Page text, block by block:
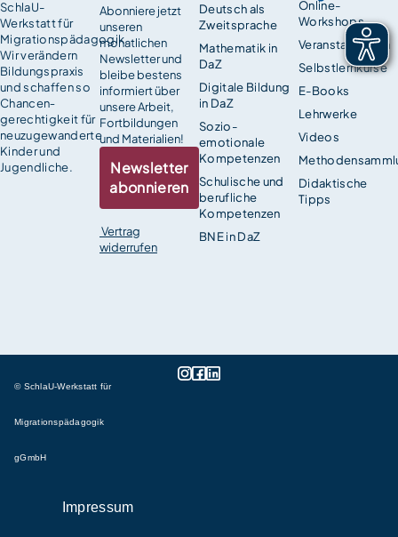
SchlaU-
Werkstatt für
Migrationspädagogik.
Wir verändern
Bildungspraxis
und schaffen so
Chancen­
gerechtigkeit für
neuzugewanderte
Kinder und
Jugendliche.
Deutsch als
Zweitsprache
Mathematik in
DaZ
Digitale Bildung
in DaZ
Sozio-
emotionale
Kompetenzen
Schulische und
berufliche
Kompetenzen
BNE in DaZ
Online-
Workshops
Veranstaltungen
Selbstlernkurse
E-Books
Lehrwerke
Videos
Didaktische
Tipps
Abonniere jetzt
unseren
monatlichen
Newsletter und
bleibe bestens
informiert über
unsere Arbeit,
Fortbildungen
und Materialien!
Newsletter
abonnieren
Vertrag
widerrufen
© SchlaU-Werkstatt für
Migrationspädagogik
gGmbH
Impressum